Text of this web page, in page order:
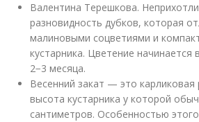
Валентина Терешкова.
разновидность дубков, которая
малиновыми соцветиями и
кустарника. Цветение начинается
2−3 месяца.
Весенний закат — это карликовая
высота кустарника у которой
сантиметров. Особенностью